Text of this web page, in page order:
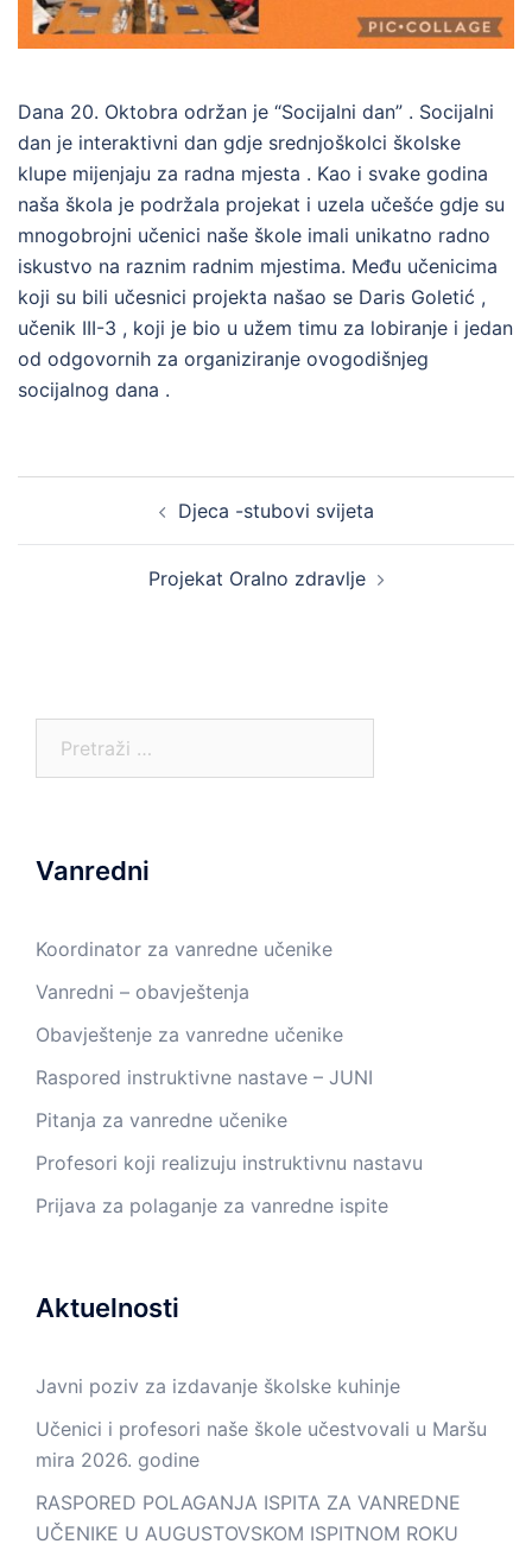
Dana 20. Oktobra održan je “Socijalni dan” . Socijalni
dan je interaktivni dan gdje srednjoškolci školske
klupe mijenjaju za radna mjesta . Kao i svake godina
naša škola je podržala projekat i uzela učešće gdje su
mnogobrojni učenici naše škole imali unikatno radno
iskustvo na raznim radnim mjestima. Među učenicima
koji su bili učesnici projekta našao se Daris Goletić ,
učenik III-3 , koji je bio u užem timu za lobiranje i jedan
od odgovornih za organiziranje ovogodišnjeg
socijalnog dana .
navigation
Djeca -stubovi svijeta
Projekat Oralno zdravlje
Vanredni
Koordinator za vanredne učenike
Vanredni – obavještenja
Obavještenje za vanredne učenike
Raspored instruktivne nastave – JUNI
Pitanja za vanredne učenike
Profesori koji realizuju instruktivnu nastavu
Prijava za polaganje za vanredne ispite
Aktuelnosti
Javni poziv za izdavanje školske kuhinje
Učenici i profesori naše škole učestvovali u Maršu
mira 2026. godine
RASPORED POLAGANJA ISPITA ZA VANREDNE
UČENIKE U AUGUSTOVSKOM ISPITNOM ROKU